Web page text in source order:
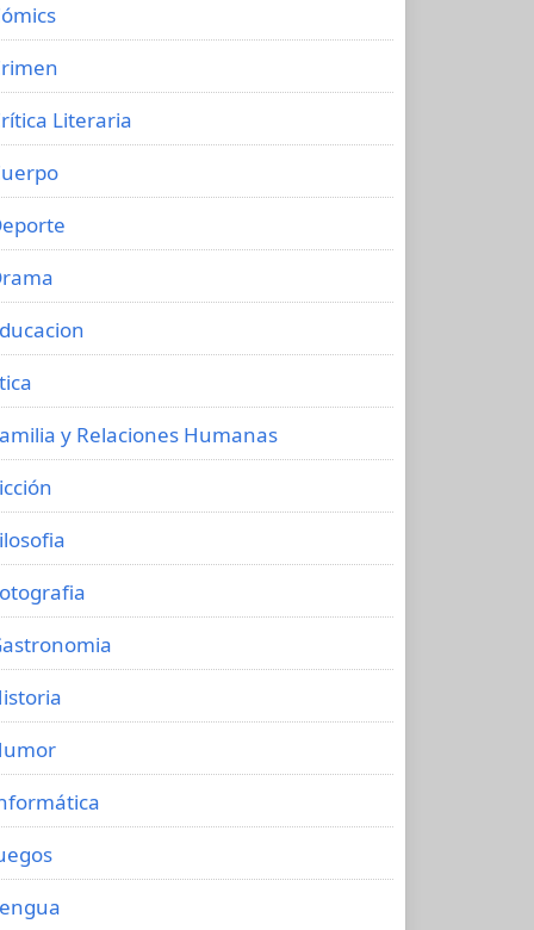
Literaria
y Relaciones Humanas